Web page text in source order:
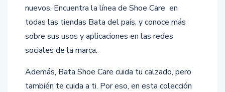
nuevos. Encuentra la línea de Shoe Care en
todas las tiendas Bata del país, y conoce más
sobre sus usos y aplicaciones en las redes
sociales de la marca.
Además, Bata Shoe Care cuida tu calzado, pero
también te cuida a ti. Por eso, en esta colección